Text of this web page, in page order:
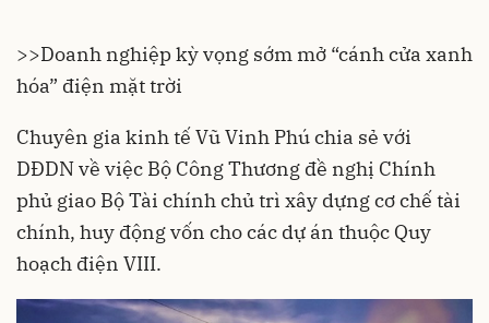
>>Doanh nghiệp kỳ vọng sớm mở “cánh cửa xanh
hóa” điện mặt trời
Chuyên gia kinh tế Vũ Vinh Phú chia sẻ với
DĐDN về việc Bộ Công Thương đề nghị Chính
phủ giao Bộ Tài chính chủ trì xây dựng cơ chế tài
chính, huy động vốn cho các dự án thuộc Quy
hoạch điện VIII.